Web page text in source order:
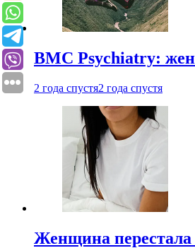
BMC Psychiatry:
2 года спустя2 года спустя
Женщина перестала